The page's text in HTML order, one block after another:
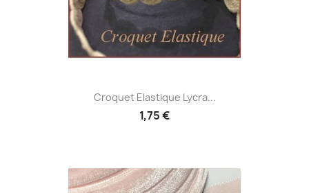
Croquet Elastique Lycra...
1,75 €